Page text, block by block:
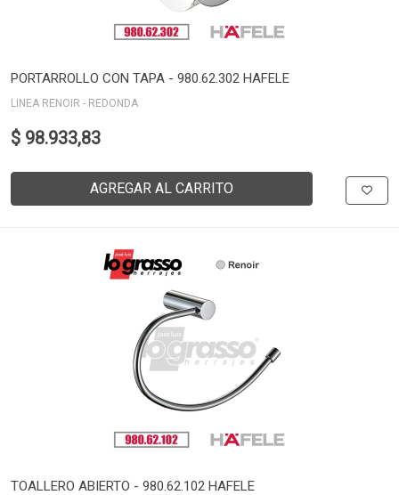
PORTARROLLO CON TAPA - 980.62.302 HAFELE
LINEA RENOIR - REDONDA
$ 98.933,83
AGREGAR AL CARRITO
TOALLERO ABIERTO - 980.62.102 HAFELE